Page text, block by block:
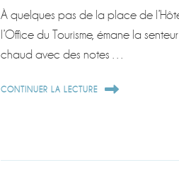
À quelques pas de la place de
l’Office du Tourisme, émane la
chaud avec des notes …
CONTINUER LA LECTURE